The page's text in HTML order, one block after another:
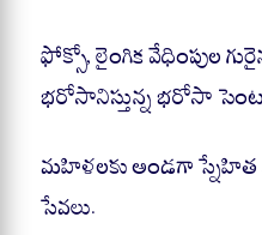
ఫోక్సో, లైంగిక వేధింపుల
భరోసానిస్తున్న భరోసా
మహిళలకు అండగా
సేవలు.